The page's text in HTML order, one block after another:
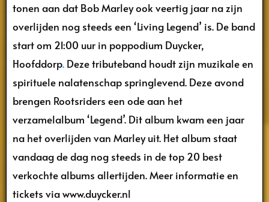
tonen aan dat Bob Marley ook veertig jaar na zijn
overlijden nog steeds een ‘Living Legend’ is. De band
start om 21:00 uur in poppodium Duycker,
Hoofddorp. Deze tributeband houdt zijn muzikale en
spirituele nalatenschap springlevend. Deze avond
brengen Rootsriders een ode aan het
verzamelalbum ‘Legend’. Dit album kwam een jaar
na het overlijden van Marley uit. Het album staat
vandaag de dag nog steeds in de top 20 best
verkochte albums allertijden. Meer informatie en
tickets via www.duycker.nl